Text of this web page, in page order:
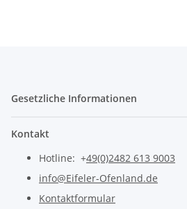
Gesetzliche Informationen
Kontakt
Hotline: +49(0)2482 613 9003
info@Eifeler-Ofenland.de
Kontaktformular